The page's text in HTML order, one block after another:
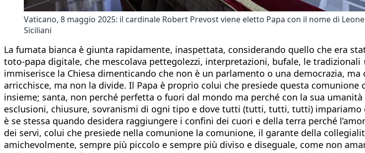
Vaticano, 8 maggio 2025: il cardinale Robert Prevost viene eletto Papa con il nome di
Siciliani
La fumata bianca è giunta rapidamente, inaspettata, considerando quello che era
toto-papa digitale, che mescolava pettegolezzi, interpretazioni, bufale, le tradizionali
immiserisce la Chiesa dimenticando che non è un parlamento o una democrazia,
arricchisce, ma non la divide. Il Papa è proprio colui che presiede questa
insieme; santa, non perché perfetta o fuori dal mondo ma perché con la sua
esclusioni, chiusure, sovranismi di ogni tipo e dove tutti (tutti, tutti, tutti)
è se stessa quando desidera raggiungere i confini dei cuori e della terra perché
dei servi, colui che presiede nella comunione la comunione, il garante della
amichevolmente, sempre più piccolo e sempre più diviso e diseguale, come non